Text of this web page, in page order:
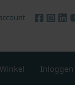
Winkel Inloggen